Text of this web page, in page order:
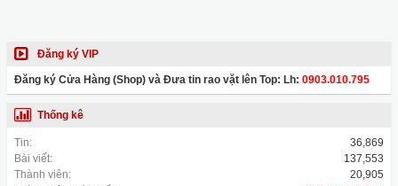
Đăng ký VIP
Đăng ký Cửa Hàng (Shop) và Đưa tin rao vặt lên Top: Lh: 0903.010.795
Thống kê
Tin:
36,869
Bài viết:
137,553
Thành viên:
20,905